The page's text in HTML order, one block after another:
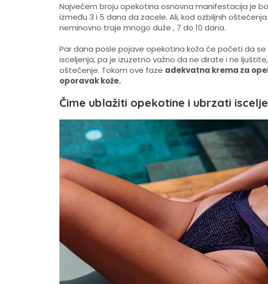
Najvećem broju opekotina osnovna manifestacija je
između 3 i 5 dana da zacele. Ali, kod ozbiljnih
neminovno traje mnogo duže , 7 do 10 dana.
Par dana posle pojave opekotina koža će početi da
isceljenja, pa je izuzetno važno da ne dirate i ne
oštećenje. Tokom ove faze adekvatna krema za
oporavak kože.
Čime ublažiti opekotine i ubrzati